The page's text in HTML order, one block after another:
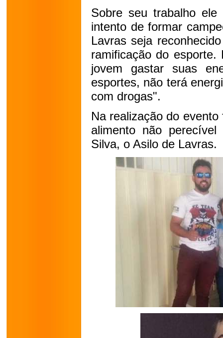
Sobre seu trabalho
intento de formar
Lavras seja
ramificação do
jovem gastar suas
esportes, não terá
com drogas".
Na realização do
alimento não
Silva, o Asilo de Lavras.